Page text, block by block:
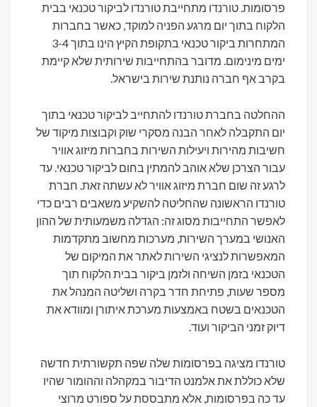
פרסומות. טורנדו מתחייבת טורנדו לביקור טכנאי בבית
הלקוח בתוך יום מרגע הפניה למוקד, כאשר בחברות
המתחרות ביקור טכנאי בתקופת הקיץ הינו בתוך 3-4
ימים מינימום. מדובר בהתחייבות שירותית שלא קיימת
בקרב אף חברה נותנת שירות בישראל.
ההחלטה בחברת טורנדו להתחייב לביקור טכנאי בתוך
יום התקבלה לאחר הבנה מסקרי שוק וקבוצות מיקוד של
חשיבות מהירות ויעילות השירות בחברות מיזוג אוויר
עבור הצרכן שלא אוהב להמתין בחום לביקור טכנאי. עד
לרגע זה שום חברת מיזוג אוויר לא עשתה זאת. חברת
טורנדו הראשונה שהחליטה להשקיע משאבים רבים כדי
לאפשר התחייבות מסוג זה: הגדלה משמעותית של ההון
האנושי במערך השירות, מערכות מחשוב מתקדמות
המאפשרות לנציגי השירות לאתר את המיקום של
הטכנאי בזמן השיחה ולזמן ביקור בבית הלקוח תוך
מספר שעות, פתיחת חדר בקרה ושליטה המנהל את
הטכנאים בשטח באמצעות מערכת איתורן ומוודא את
דיוק זמני הביקור ועוד.
טורנדו מציגה בפרסומות שלה שפה תקשורתית חדשה
שלא כוללת את אלמנט הדיבור במקהלה וההומור שהיו
עד כה בפרסומות, אלא מתבססת על ספורט מרוצי